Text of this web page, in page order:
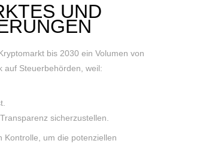
UND
bis 2030 ein Volumen von
auf Steuerbehörden, weil:
sicherzustellen.
Kontrolle, um die potenziellen